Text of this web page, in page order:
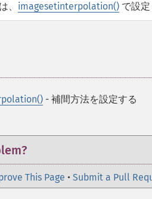
、 imagesetinterpolation() で設
- 補間方法を設定する
This Page • Submit a Pull